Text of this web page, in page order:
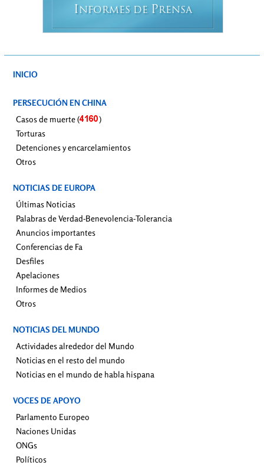
INFORMES DE PRENSA
INICIO
PERSECUCIÓN EN CHINA
Casos de muerte (
)
Torturas
Detenciones y encarcelamientos
Otros
NOTICIAS DE EUROPA
Últimas Noticias
Palabras de Verdad-Benevolencia-Tolerancia
Anuncios importantes
Conferencias de Fa
Desfiles
Apelaciones
Informes de Medios
Otros
NOTICIAS DEL MUNDO
Actividades alrededor del Mundo
Noticias en el resto del mundo
Noticias en el mundo de habla hispana
VOCES DE APOYO
Parlamento Europeo
Naciones Unidas
ONGs
Políticos